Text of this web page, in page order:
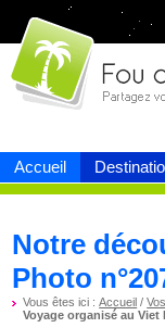
Accueil
Fou devoyage
Notre
Photo
Vous êtes ici :Accueil /
Voyage organisé au Viet